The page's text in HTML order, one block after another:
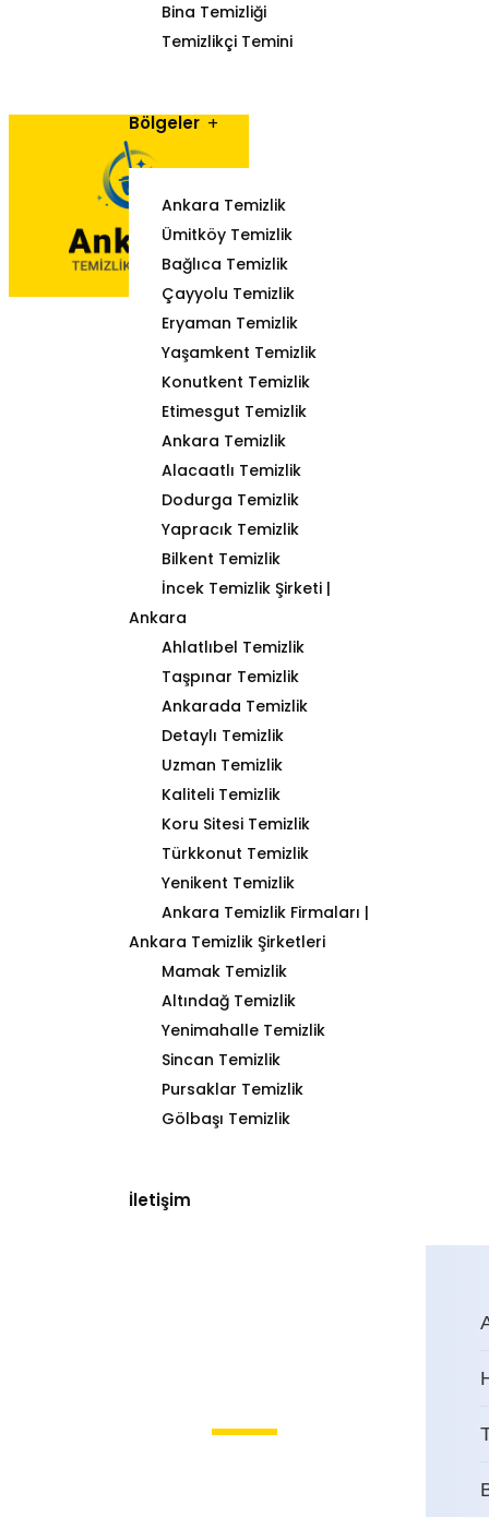
Bina Temizliği
Temizlikçi Temini
Bölgeler
Ankara Temizlik
Ümitköy Temizlik
Bağlıca Temizlik
Çayyolu Temizlik
Eryaman Temizlik
Yaşamkent Temizlik
Konutkent Temizlik
Etimesgut Temizlik
Ankara Temizlik
Alacaatlı Temizlik
Dodurga Temizlik
Yapracık Temizlik
Bilkent Temizlik
İncek Temizlik Şirketi |
Ankara
Ahlatlıbel Temizlik
Taşpınar Temizlik
Ankarada Temizlik
Detaylı Temizlik
Uzman Temizlik
Kaliteli Temizlik
Koru Sitesi Temizlik
Türkkonut Temizlik
Yenikent Temizlik
Ankara Temizlik Firmaları |
Ankara Temizlik Şirketleri
Mamak Temizlik
Altındağ Temizlik
Yenimahalle Temizlik
Sincan Temizlik
Pursaklar Temizlik
Gölbaşı Temizlik
İletişim